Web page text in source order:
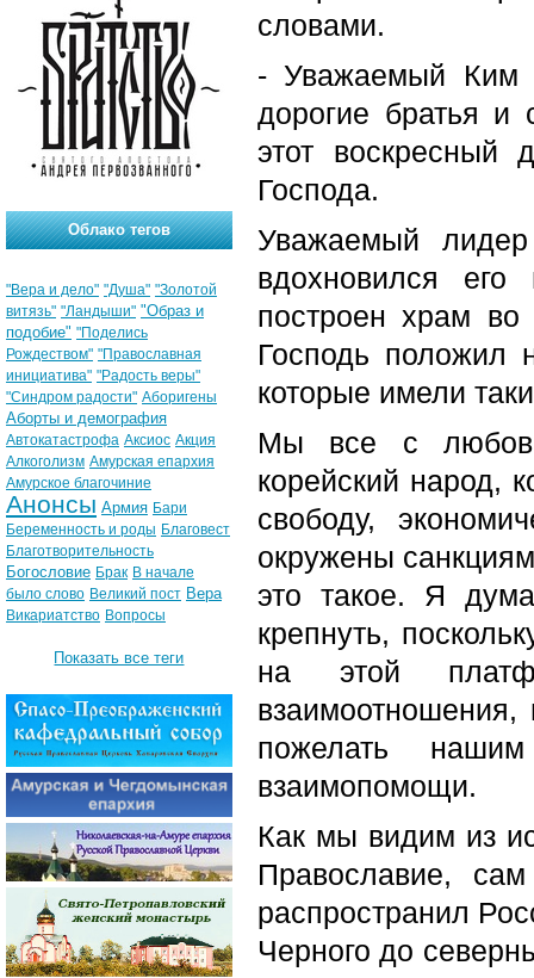
словами.
- Уважаемый Ким
дорогие братья и
этот воскресный
Господа.
Уважаемый лидер
вдохновился
построен храм
Господь положил
которые имели
Мы все с
корейский народ,
свободу,
окружены
это такое. Я
крепнуть,
на этой
пожелать
взаимопомощи.
Как мы видим из
Православие,
распространил
Черного до
Облако тегов
"Вера и дело" "Душа" "Золотой
витязь" "Ландыши" "Образ и
подобие" "Поделись
Рождеством" "Православная
инициатива" "Радость веры"
"Синдром радости" Аборигены
Аборты и демография
Автокатастрофа Аксиос Акция
Алкоголизм Амурская епархия
Амурское благочиние
Анонсы Армия Бари
Беременность и роды Благовест
Благотворительность
Богословие Брак В начале
было слово Великий пост Вера
Викариатство Вопросы
Показать все теги